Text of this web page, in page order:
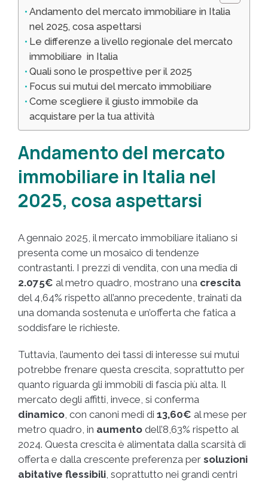
Andamento del mercato immobiliare in Italia
nel 2025, cosa aspettarsi
Le differenze a livello regionale del mercato
immobiliare in Italia
Quali sono le prospettive per il 2025
Focus sui mutui del mercato immobiliare
Come scegliere il giusto immobile da
acquistare per la tua attività
Andamento del mercato
immobiliare in Italia nel
2025, cosa aspettarsi
A gennaio 2025, il mercato immobiliare italiano si
presenta come un mosaico di tendenze
contrastanti. I prezzi di vendita, con una media di
2.075€ al metro quadro, mostrano una crescita
del 4,64% rispetto all’anno precedente, trainati da
una domanda sostenuta e un’offerta che fatica a
soddisfare le richieste.
Tuttavia, l’aumento dei tassi di interesse sui mutui
potrebbe frenare questa crescita, soprattutto per
quanto riguarda gli immobili di fascia più alta. Il
mercato degli affitti, invece, si conferma
dinamico , con canoni medi di 13,60€ al mese per
metro quadro, in aumento dell’8,63% rispetto al
2024. Questa crescita è alimentata dalla scarsità di
offerta e dalla crescente preferenza per soluzioni
abitative flessibili , soprattutto nei grandi centri